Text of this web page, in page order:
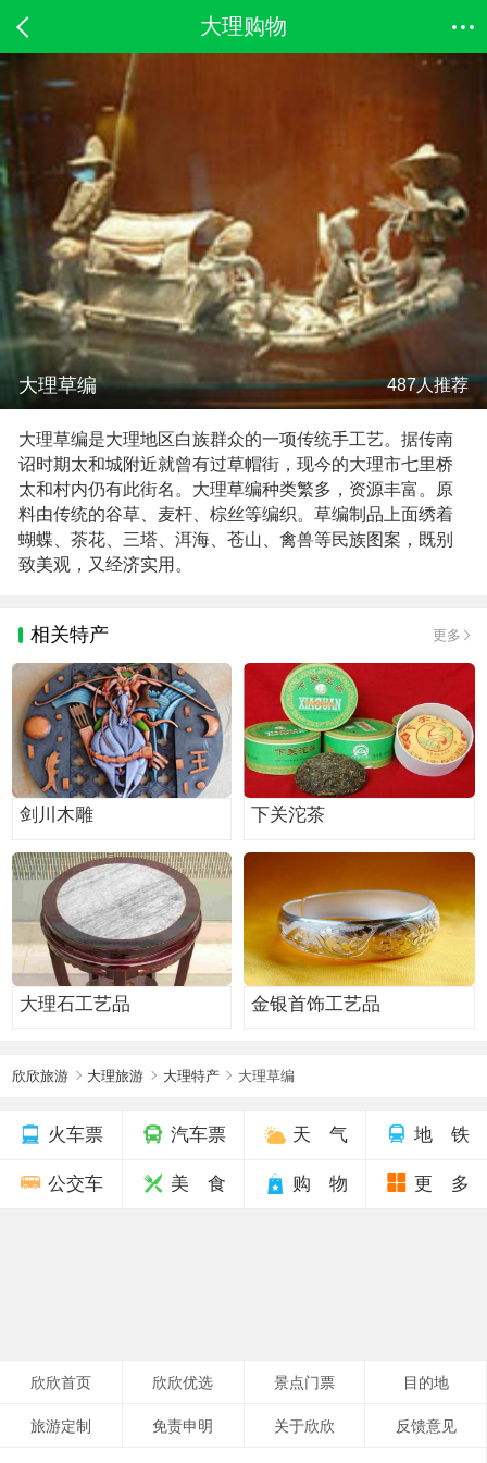
大理购物
大理草编 487人推荐
大理草编是大理地区白族群众的一项传统手工艺。据传南
诏时期太和城附近就曾有过草帽街，现今的大理市七里桥
太和村内仍有此街名。大理草编种类繁多，资源丰富。原
料由传统的谷草、麦杆、棕丝等编织。草编制品上面绣着
蝴蝶、茶花、三塔、洱海、苍山、禽兽等民族图案，既别
致美观，又经济实用。
相关特产 更多
剑川木雕 下关沱茶
大理石工艺品 金银首饰工艺品
欣欣旅游 大理旅游 大理特产 大理草编
火车票 汽车票 天 气 地 铁
公交车 美 食 购 物 更 多
欣欣首页 欣欣优选 景点门票 目的地
旅游定制 免责申明 关于欣欣 反馈意见